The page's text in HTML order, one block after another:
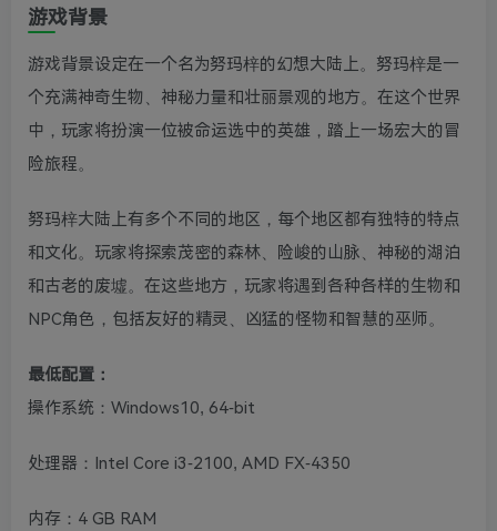
游戏背景
游戏背景设定在一个名为努玛梓的幻想大陆上。努玛梓是一
个充满神奇生物、神秘力量和壮丽景观的地方。在这个世界
中，玩家将扮演一位被命运选中的英雄，踏上一场宏大的冒
险旅程。
努玛梓大陆上有多个不同的地区，每个地区都有独特的特点
和文化。玩家将探索茂密的森林、险峻的山脉、神秘的湖泊
和古老的废墟。在这些地方，玩家将遇到各种各样的生物和
NPC角色，包括友好的精灵、凶猛的怪物和智慧的巫师。
最低配置：
操作系统：Windows10, 64-bit
处理器：Intel Core i3-2100, AMD FX-4350
内存：4 GB RAM